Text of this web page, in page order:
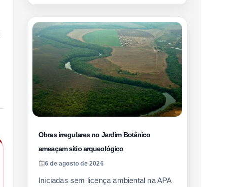
Obras irregulares no Jardim Botânico
ameaçam sítio arqueológico
6 de agosto de 2026
Iniciadas sem licença ambiental na APA